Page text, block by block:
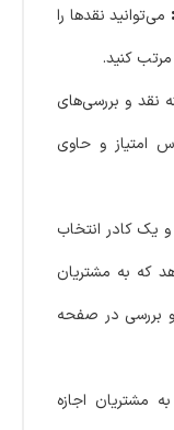
می‌توانید نقدها را
کنید.
نقد و بررسی‌های
امتیاز و حاوی
و یک کادر انتخاب
که به مشتریان
و بررسی در صفحه
مشتریان اجازه